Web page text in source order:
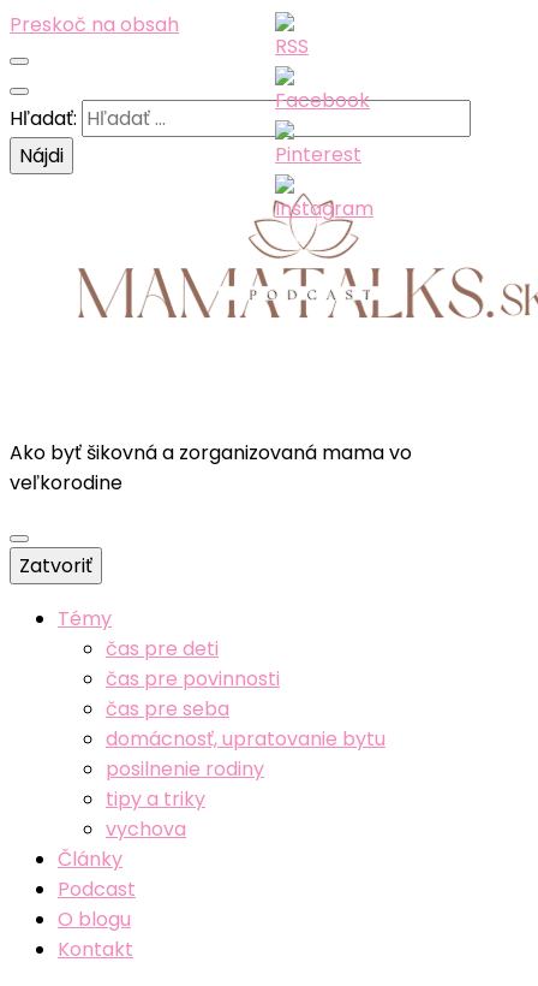
Preskoč na obsah
Hľadať:
Ako byť šikovná a zorganizovaná mama vo
veľkorodine
Zatvoriť
Témy
čas pre deti
čas pre povinnosti
čas pre seba
domácnosť, upratovanie bytu
posilnenie rodiny
tipy a triky
vychova
Články
Podcast
O blogu
Kontakt